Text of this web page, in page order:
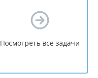
Посмотреть все задачи